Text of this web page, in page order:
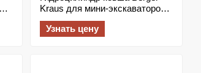
Kraus для мини-экскаваторов
BK800, BK1000, BK1200,
BK1300
Узнать цену